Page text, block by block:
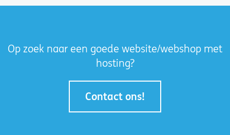
Op zoek naar een goede website/webshop met
hosting?
Contact ons!